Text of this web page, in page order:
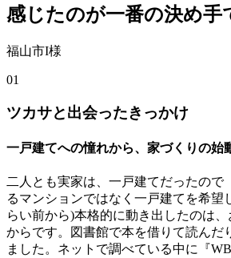
感じたのが一番の決め手
福山市I様
01
ツカサと出会ったきっかけ
一戸建てへの憧れから、家づくりの始
二人とも実家は、一戸建てだったの
るマンションではなく一戸建てを希望
らい前から)本格的に動き出したのは、
からです。図書館で本を借りて読んだ
ました。ネットで調べている中に『